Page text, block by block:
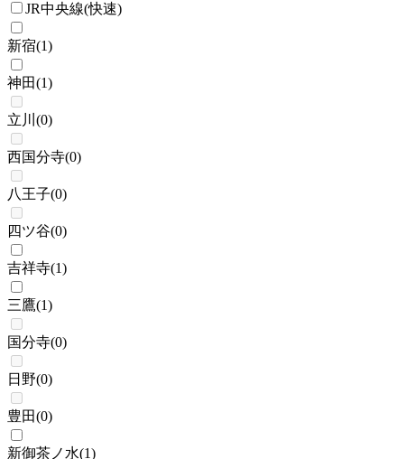
JR中央線(快速)
新宿(1)
神田(1)
立川 (0)
西国分寺(0)
八王子(0)
四ツ谷(0)
吉祥寺(1)
三鷹(1)
国分寺(0)
日野(0)
豊田(0)
新御茶ノ水(1)